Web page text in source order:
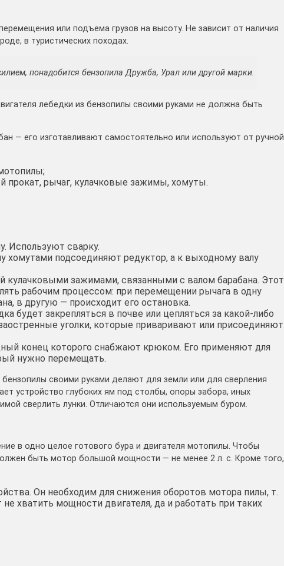
или подъема грузов на высоту. Не зависит от наличия
в туристических походах.
понадобится бензопила Дружба, Урал или другой марки.
лебедки из бензопилы своими руками не должна быть
— его изготавливают самостоятельно или используют от ручной
прокат, рычаг, кулачковые зажимы, хомуты.
Используют сварку.
хомутами подсоединяют редуктор, а к выходному валу
кулачковыми зажимами, связанными с валом барабана. Этот
рабочим процессом: при перемещении рычага в одну
в другую — происходит его остановка.
будет закрепляться в почве или цепляться за какой-либо
уголки, которые приваривают или присоединяют
конец которого снабжают крюком. Его применяют для
нужно перемещать.
своими руками делают для земли или для сверления
устройство глубоких ям под столбы, опоры забора, иных
сверлить лунки. Отличаются они используемым буром.
в одно целое готового бура и двигателя мотопилы. Чтобы
быть мотор большой мощности — не менее 2 л. с. Кроме того,
Он необходим для снижения оборотов мотора пилы, т.
хватить мощности двигателя, да и работать при таких